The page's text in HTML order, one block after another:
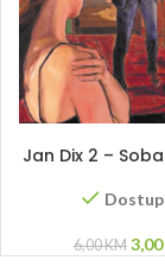
Jan Dix 2 –
6,00KM 3,00